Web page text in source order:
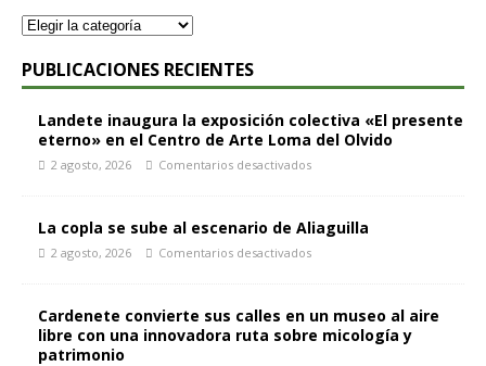
PUBLICACIONES RECIENTES
Landete inaugura la exposición colectiva «El presente
eterno» en el Centro de Arte Loma del Olvido
2 agosto, 2026 Comentarios desactivados
La copla se sube al escenario de Aliaguilla
2 agosto, 2026 Comentarios desactivados
Cardenete convierte sus calles en un museo al aire
libre con una innovadora ruta sobre micología y
patrimonio